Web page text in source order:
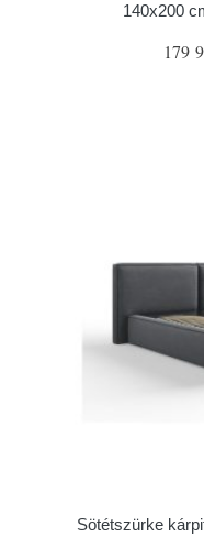
140x200
179
Sötétszürke